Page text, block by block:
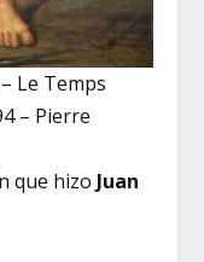
Le Temps
– Pierre
que hizo Juan